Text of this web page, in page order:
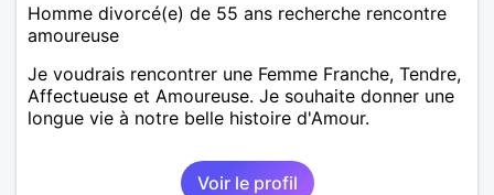
Homme divorcé(e) de 55 ans recherche rencontre
amoureuse
Je voudrais rencontrer une Femme Franche, Tendre,
Affectueuse et Amoureuse. Je souhaite donner une
longue vie à notre belle histoire d'Amour.
Voir le profil